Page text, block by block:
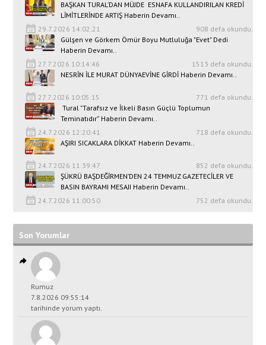
BAŞKAN TURAL’DAN MÜJDE ESNAFA KULLANDIRILAN KREDİ
LİMİTLERİNDE ARTIŞ Haberin Devamı..
29.7.2026 14:02:21
908 defa okundu.
Gülşen ve Görkem Ömür Boyu Mutluluğa "Evet" Dedi
Haberin Devamı..
27.7.2026 10:14:46
1513 defa okundu.
NESRİN İLE MURAT DÜNYAEVİNE GİRDİ Haberin Devamı..
27.7.2026 10:05:15
771 defa okundu.
Tural "Tarafsız ve İlkeli Basın Güçlü Toplumun
Teminatıdır” Haberin Devamı..
24.7.2026 12:20:41
718 defa okundu.
AŞIRI SICAKLARA DİKKAT Haberin Devamı..
24.7.2026 11:39:47
852 defa okundu.
ŞÜKRÜ BAŞDEĞİRMEN’DEN 24 TEMMUZ GAZETECİLER VE
BASIN BAYRAMI MESAJI Haberin Devamı..
24.7.2026 11:00:50
752 defa okundu.
Son Yorumlar
Rumuz
7.8.2026 09:55:14
tarihinde yorum yaptı.